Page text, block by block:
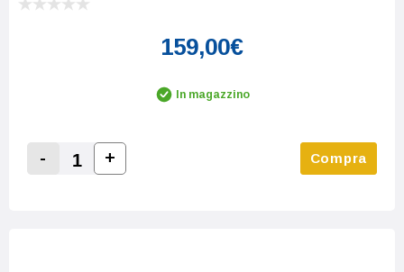
159,00€
In magazzino
Decrease Quantity:
-
Increase Quantity:
+ Compra